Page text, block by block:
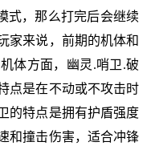
式，那么打完后会继续
家来说，前期的机体和
体方面，幽灵.哨卫.破
点是在不动或不攻击时
的特点是拥有护盾强度
和撞击伤害，适合冲锋